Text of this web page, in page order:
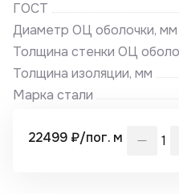
ГОСТ
Диаметр ОЦ оболочки, мм
Толщина стенки ОЦ
Толщина изоляции, мм
Марка стали
22499 ₽/пог. м